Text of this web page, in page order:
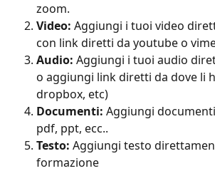
zoom.
Video: Aggiungi i tuoi video
con link diretti da youtube o
Audio: Aggiungi i tuoi audio
o aggiungi link diretti da dove li
dropbox, etc)
Documenti: Aggiungi
pdf, ppt, ecc..
Testo: Aggiungi testo
formazione